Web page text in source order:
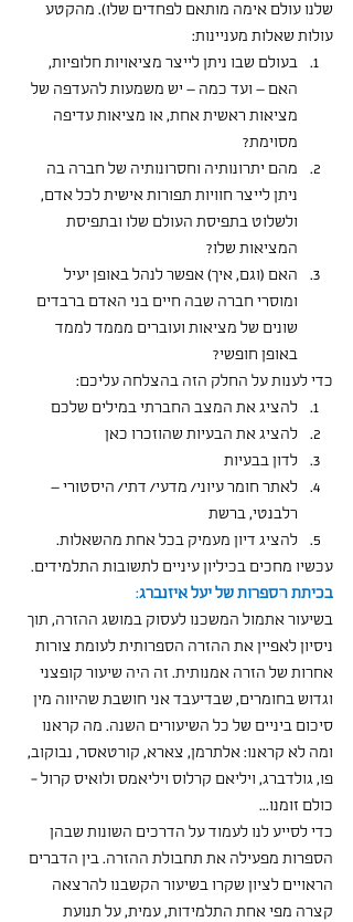
שלנו עולם אימה מותאם לפחדים שלו). מהקטע
עולות שאלות מעניינות:
בעולם שבו ניתן לייצר מציאויות חלופיות,
האם – ועד כמה – יש משמעות להעדפה של
מציאות ראשית אחת, או מציאות עדיפה
מסוימת?
מהם יתרונותיה וחסרונותיה של חברה בה
ניתן לייצר חוויות תפורות אישית לכל אדם,
ולשלוט בתפיסת העולם שלו ובתפיסת
המציאות שלו?
האם (וגם, איך) אפשר לנהל באופן יעיל
ומוסרי חברה שבה חיים בני האדם ברבדים
שונים של מציאות ועוברים מממד לממד
באופן חופשי?
כדי לענות על החלק הזה בהצלחה עליכם:
להציג את המצב החברתי במילים שלכם
להציג את הבעיות שהוזכרו כאן
לדון בבעיות
לאתר חומר עיוני/ מדעי/ דתי/ היסטורי –
רלבנטי, ברשת
להציג דיון מעמיק בכל אחת מהשאלות.
עכשיו מחכים בכיליון עיניים לתשובות התלמידים.
בכיתת הספרות של יעל איזנברג:
בשיעור אתמול המשכנו לעסוק במושג ההזרה, תוך
ניסיון לאפיין את ההזרה הספרותית לעומת צורות
אחרות של הזרה אמנותית. זה היה שיעור קופצני
וגדוש בחומרים, שבדיעבד אני חושבת שהיווה מין
סיכום ביניים של כל השיעורים השנה. מה קראנו
ומה לא קראנו: אלתרמן, צארא, קורטאסר, נבוקוב,
פו, גולדברג, ויליאם קרלוס ויליאמס ולואיס קרול -
כולם זומנו...
כדי לסייע לנו לעמוד על הדרכים השונות שבהן
הספרות מפעילה את תחבולת ההזרה. בין הדברים
הראויים לציון שקרו בשיעור הקשבנו להרצאה
קצרה מפי אחת התלמידות, עמית, על תנועת